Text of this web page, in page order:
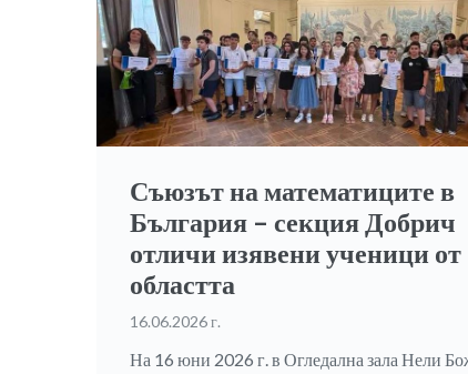
Съюзът на математиците в
България – секция Добрич
отличи изявени ученици от
областта
16.06.2026 г.
На 16 юни 2026 г. в Огледална зала Нели